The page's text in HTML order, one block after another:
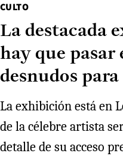
CULTO
La destacada
hay que pasar
desnudos
La exhibición está en
de la célebre artista
detalle de su acceso